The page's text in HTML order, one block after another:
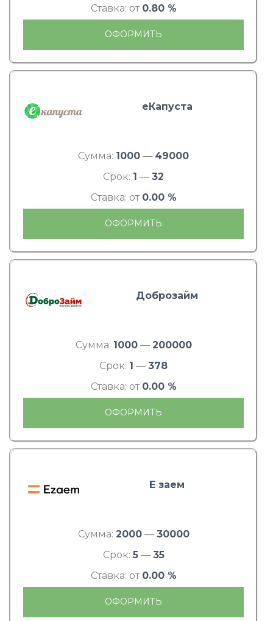
Ставка: от 0.80 %
ОФОРМИТЬ
еКапуста
Сумма: 1000 — 49000
Срок: 1 — 32
Ставка: от 0.00 %
ОФОРМИТЬ
Доброзайм
Сумма: 1000— 200000
Срок: 1 — 378
Ставка: от 0.00 %
ОФОРМИТЬ
Е заем
Сумма: 2000— 30000
Срок: 5— 35
Ставка: от 0.00 %
ОФОРМИТЬ